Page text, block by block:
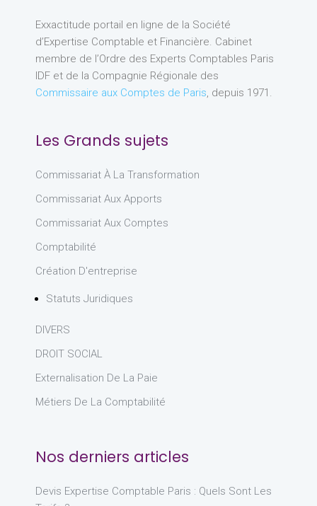
Exxactitude portail en ligne de la Société
d’Expertise Comptable et Financière. Cabinet
membre de l’Ordre des Experts Comptables Paris
IDF et de la Compagnie Régionale des
Commissaire aux Comptes de Paris, depuis 1971.
Les Grands sujets
Commissariat À La Transformation
Commissariat Aux Apports
Commissariat Aux Comptes
Comptabilité
Création D'entreprise
Statuts Juridiques
DIVERS
DROIT SOCIAL
Externalisation De La Paie
Métiers De La Comptabilité
Nos derniers articles
Devis Expertise Comptable Paris : Quels Sont Les